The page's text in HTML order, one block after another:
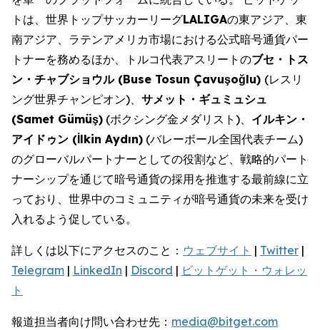
トは、世界トップサッカーリーグLALIGAの東アジア、東
南アジア、ラテンアメリカ市場における公式暗号通貨パー
トナーを務めるほか、トルコ代表アスリートのブセ・トス
ン・チャブショウル (Buse Tosun Çavuşoğlu) (レスリ
ング世界チャンピオン)、 サメット・ギュミュシュ
(Samet Gümüş) (ボクシング金メダリスト)、 イルキン・
アイドゥン (İlkin Aydın) (バレーボール全国代表チーム)
のグローバルパートナーとしての役割など、戦略的パート
ナーシップを通じて暗号通貨の採用を推進する最前線に立
っており、世界中のコミュニティが暗号通貨の未来を受け
入れるよう促している。
詳しくは以下にアクセスのこと： ウェブサイト | Twitter |
Telegram | LinkedIn | Discord | ビットゲット・ウォレッ
ト
報道担当者向け問い合わせ先： media@bitget.com